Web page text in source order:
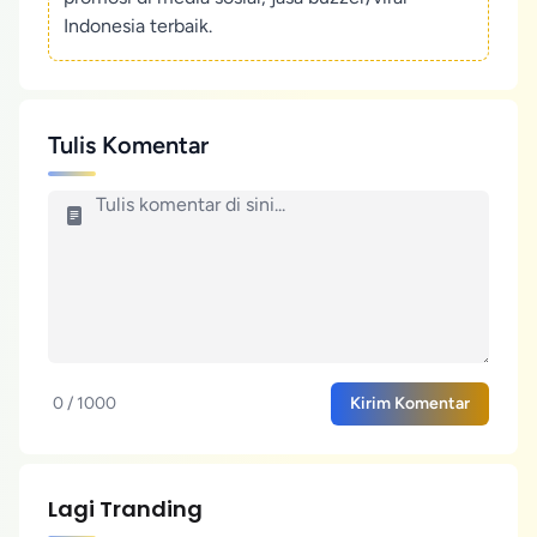
Indonesia terbaik.
Tulis Komentar
0 / 1000 Kirim Komentar
Lagi Tranding